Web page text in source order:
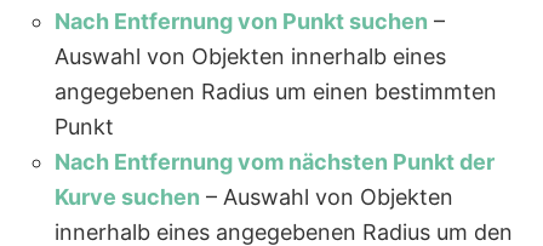
Nach Entfernung von Punkt suchen –
Auswahl von Objekten innerhalb eines
angegebenen Radius um einen bestimmten
Punkt
Nach Entfernung vom nächsten Punkt der
Kurve suchen – Auswahl von Objekten
innerhalb eines angegebenen Radius um den